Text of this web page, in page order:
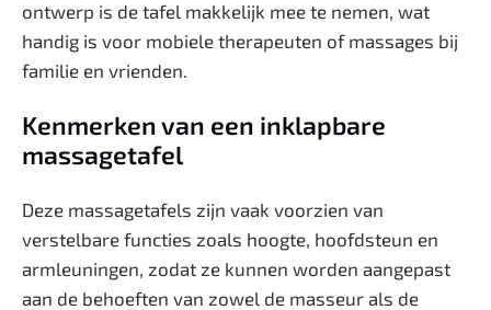
ontwerp is de tafel makkelijk mee te nemen, wat
handig is voor mobiele therapeuten of massages bij
familie en vrienden.
Kenmerken van een inklapbare
massagetafel
Deze massagetafels zijn vaak voorzien van
verstelbare functies zoals hoogte, hoofdsteun en
armleuningen, zodat ze kunnen worden aangepast
aan de behoeften van zowel de masseur als de